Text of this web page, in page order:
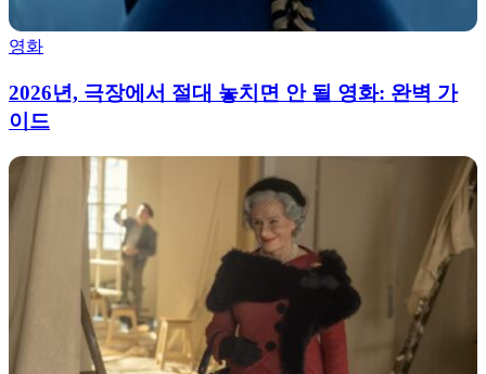
영화
2026년, 극장에서 절대 놓치면 안 될 영화: 완벽 가
이드